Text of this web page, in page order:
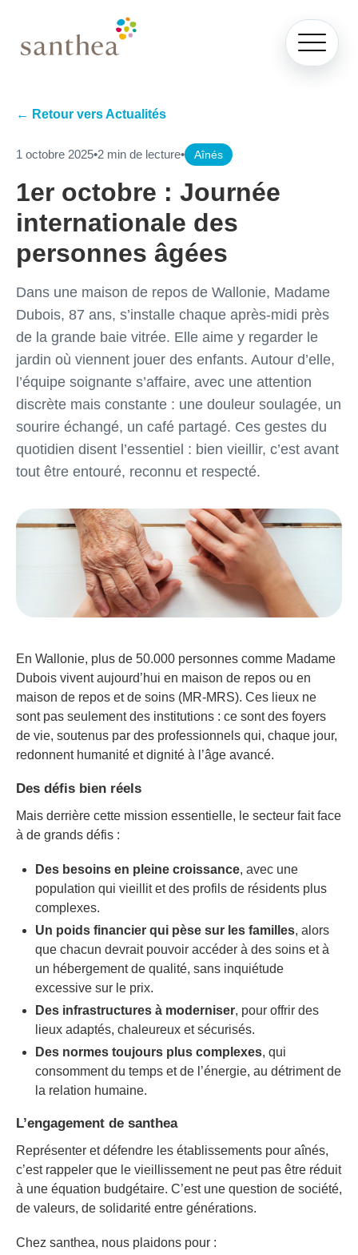
← Retour vers Actualités
1 octobre 2025•2 min de lecture• Aînés
1er octobre : Journée
internationale des
personnes âgées
Dans une maison de repos de Wallonie, Madame
Dubois, 87 ans, s’installe chaque après-midi près
de la grande baie vitrée. Elle aime y regarder le
jardin où viennent jouer des enfants. Autour d’elle,
l’équipe soignante s’affaire, avec une attention
discrète mais constante : une douleur soulagée, un
sourire échangé, un café partagé. Ces gestes du
quotidien disent l’essentiel : bien vieillir, c’est avant
tout être entouré, reconnu et respecté.
En Wallonie, plus de 50.000 personnes comme Madame
Dubois vivent aujourd’hui en maison de repos ou en
maison de repos et de soins (MR-MRS). Ces lieux ne
sont pas seulement des institutions : ce sont des foyers
de vie, soutenus par des professionnels qui, chaque jour,
redonnent humanité et dignité à l’âge avancé.
Des défis bien réels
Mais derrière cette mission essentielle, le secteur fait face
à de grands défis :
Des besoins en pleine croissance, avec une
population qui vieillit et des profils de résidents plus
complexes.
Un poids financier qui pèse sur les familles, alors
que chacun devrait pouvoir accéder à des soins et à
un hébergement de qualité, sans inquiétude
excessive sur le prix.
Des infrastructures à moderniser, pour offrir des
lieux adaptés, chaleureux et sécurisés.
Des normes toujours plus complexes, qui
consomment du temps et de l’énergie, au détriment de
la relation humaine.
L’engagement de santhea
Représenter et défendre les établissements pour aînés,
c’est rappeler que le vieillissement ne peut pas être réduit
à une équation budgétaire. C’est une question de société,
de valeurs, de solidarité entre générations.
Chez santhea, nous plaidons pour :